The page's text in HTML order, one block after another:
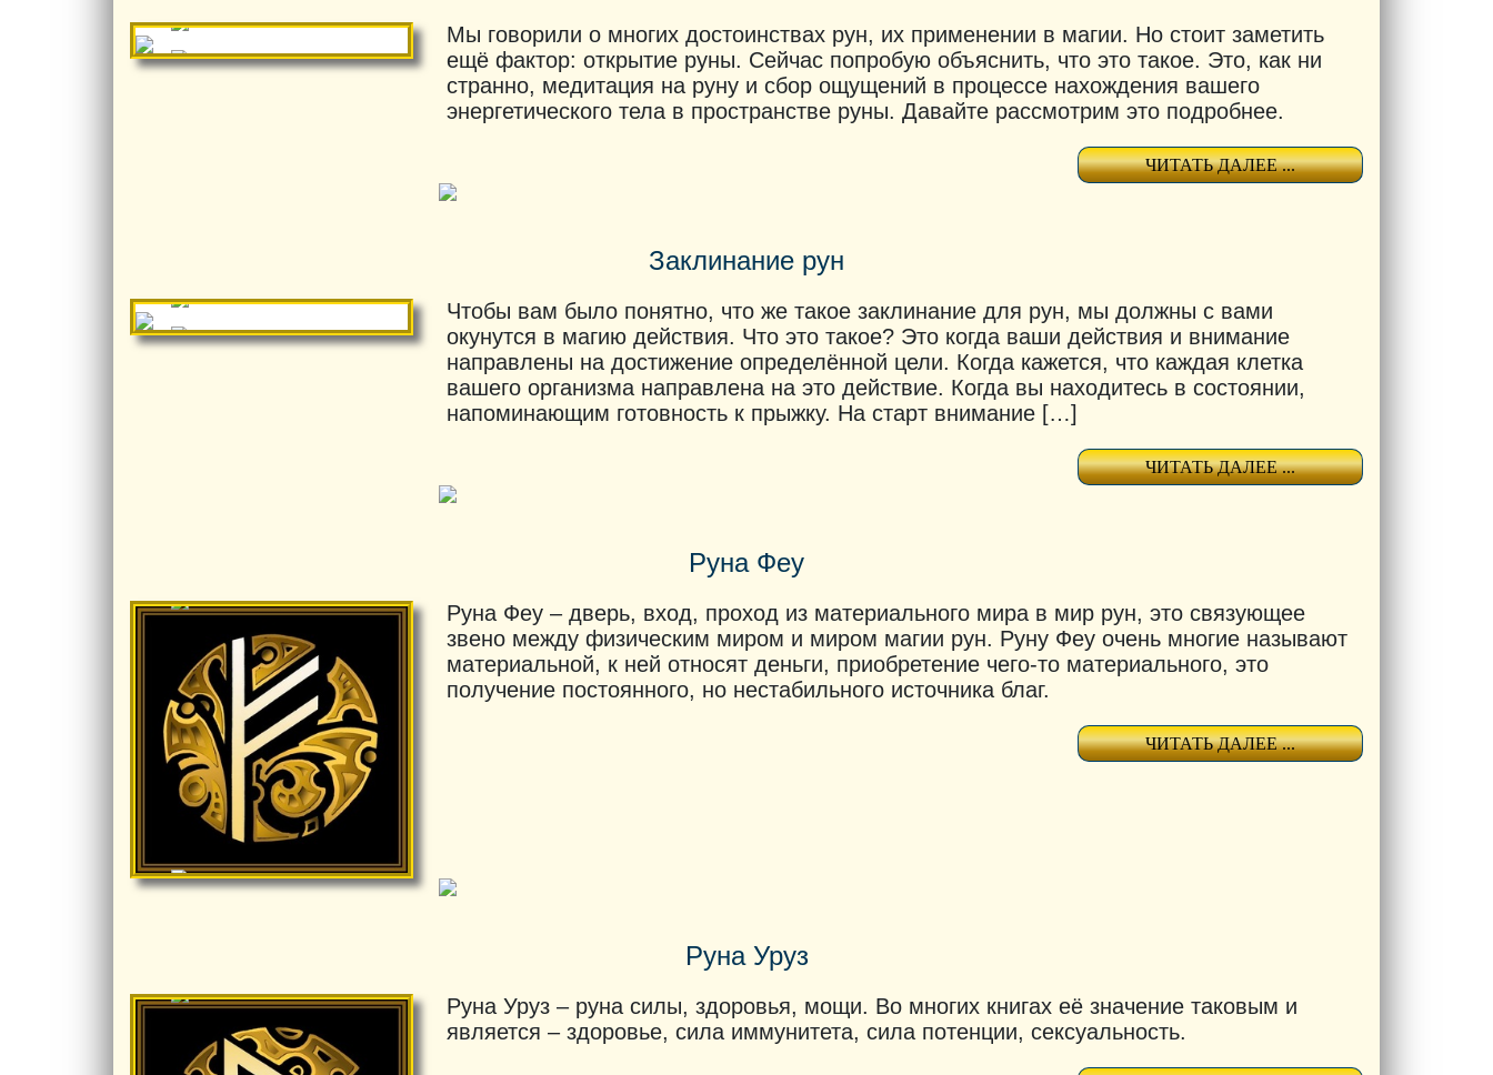
Мы говорили о многих достоинствах рун, их применении в магии. Но стоит заметить
ещё фактор: открытие руны. Сейчас попробую объяснить, что это такое. Это, как ни
странно, медитация на руну и сбор ощущений в процессе нахождения вашего
энергетического тела в пространстве руны. Давайте рассмотрим это подробнее.
ЧИТАТЬ ДАЛЕЕ ...
Заклинание рун
Чтобы вам было понятно, что же такое заклинание для рун, мы должны с вами
окунутся в магию действия. Что это такое? Это когда ваши действия и внимание
направлены на достижение определённой цели. Когда кажется, что каждая клетка
вашего организма направлена на это действие. Когда вы находитесь в состоянии,
напоминающим готовность к прыжку. На старт внимание […]
ЧИТАТЬ ДАЛЕЕ ...
Руна Феу
Руна Феу – дверь, вход, проход из материального мира в мир рун, это связующее
звено между физическим миром и миром магии рун. Руну Феу очень многие называют
материальной, к ней относят деньги, приобретение чего-то материального, это
получение постоянного, но нестабильного источника благ.
ЧИТАТЬ ДАЛЕЕ ...
Руна Уруз
Руна Уруз – руна силы, здоровья, мощи. Во многих книгах её значение таковым и
является – здоровье, сила иммунитета, сила потенции, сексуальность.